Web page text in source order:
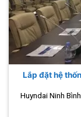
Lắp đặt hệ
Huyndai Ninh